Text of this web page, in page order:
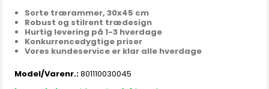
Sorte trærammer, 30x45 cm
Robust og stilrent trædesign
Hurtig levering på 1-3 hverdage
Konkurrencedygtige priser
Vores kundeservice er klar alle hverdage
Model/Varenr.:801110030045